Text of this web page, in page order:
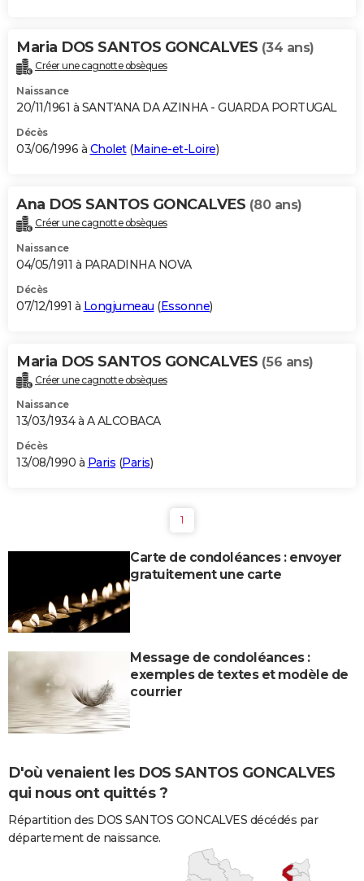
Maria DOS SANTOS GONCALVES (34 ans)
Créer une cagnotte obsèques
Naissance
20/11/1961 à SANT'ANA DA AZINHA - GUARDA PORTUGAL
Décès
03/06/1996 à Cholet(Maine-et-Loire)
Ana DOS SANTOS GONCALVES (80 ans)
Créer une cagnotte obsèques
Naissance
04/05/1911 à PARADINHA NOVA
Décès
07/12/1991 à Longjumeau (Essonne)
Maria DOS SANTOS GONCALVES (56 ans)
Créer une cagnotte obsèques
Naissance
13/03/1934 à A ALCOBACA
Décès
13/08/1990 à Paris (Paris)
1
Carte de condoléances : envoyer
gratuitement une carte
Message de condoléances :
exemples de textes et modèle de
courrier
D'où venaient les DOS SANTOS GONCALVES
qui nous ont quittés ?
Répartition des DOS SANTOS GONCALVES décédés par
département de naissance.